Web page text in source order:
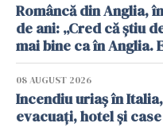
Româncă din Anglia,
de ani: „Cred că știu
mai bine ca în Anglia.
08 AUGUST 2026
Incendiu uriaș în
evacuați, hotel și